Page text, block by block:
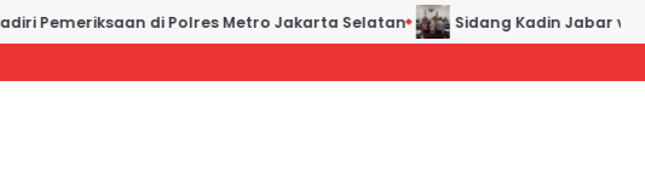
Pemeriksaan di Polres Metro Jakarta Selatan Sidang Kadin Jabar vs